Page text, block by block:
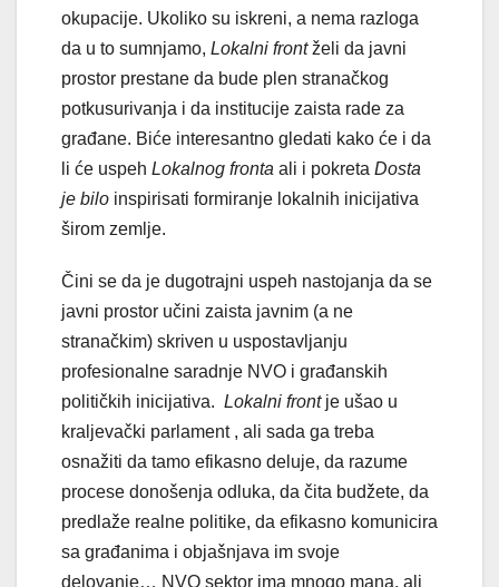
okupacije. Ukoliko su iskreni, a nema razloga
da u to sumnjamo, Lokalni frontželi da javni
prostor prestane da bude plen stranačkog
potkusurivanja i da institucije zaista rade za
građane. Biće interesantno gledati kako će i da
li će uspeh Lokalnog fronta ali i pokreta Dosta
je bilo inspirisati formiranje lokalnih inicijativa
širom zemlje.
Čini se da je dugotrajni uspeh nastojanja da se
javni prostor učini zaista javnim (a ne
stranačkim) skriven u uspostavljanju
profesionalne saradnje NVO i građanskih
političkih inicijativa. Lokalni frontje ušao u
kraljevački parlament , ali sada ga treba
osnažiti da tamo efikasno deluje, da razume
procese donošenja odluka, da čita budžete, da
predlaže realne politike, da efikasno komunicira
sa građanima i objašnjava im svoje
delovanje… NVO sektor ima mnogo mana, ali